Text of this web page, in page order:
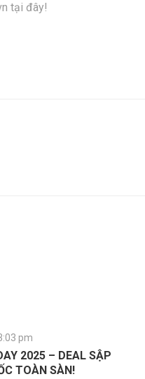
tại đây!
pm
2025 – DEAL SẬP
TOÀN SÀN!